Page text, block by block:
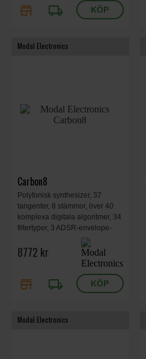
store local_shipping
Modal Electronics
Carbon8
Polyfonisk synthesizer, 37
tangenter, 8 stämmor, över 40
komplexa digitala algoritmer, 34
filtertyper, 3 ADSR-envelope-
generatorer, fasdistorsion,
vågveckning, vågformning, 555
x 300 x 100 mm, 5,60 kg.
8772 kr
store local_shipping
Modal Electronics